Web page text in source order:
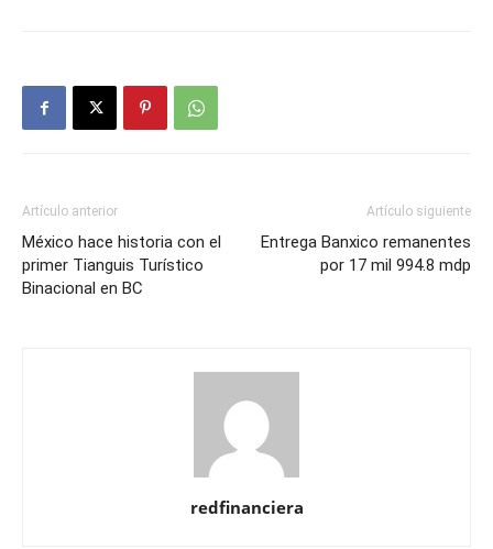
Artículo anterior
México hace historia con el
primer Tianguis Turístico
Binacional en BC
Artículo siguiente
Entrega Banxico remanentes
por 17 mil 994.8 mdp
redfinanciera